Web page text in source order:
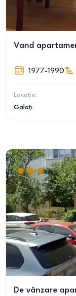
Vand
1977-1990
Locație:
Galați
De vânzare